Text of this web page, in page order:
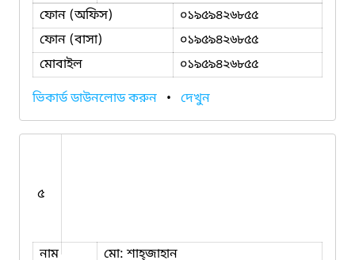
ফোন (অফিস)
০১৯৫৯৪২৬৮৫৫
ফোন (বাসা)
০১৯৫৯৪২৬৮৫৫
মোবাইল
০১৯৫৯৪২৬৮৫৫
ভিকার্ড ডাউনলোড করুন • দেখুন
৫
নাম মো: শাহ্জাহান